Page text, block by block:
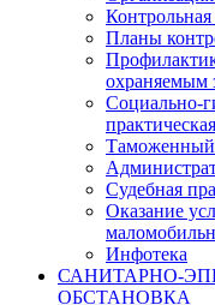
Контрольная
Планы
охраняемым
Социально-
Судебная
Оказание
Инфотека
САНИТАРНО-
ОБСТАНОВКА